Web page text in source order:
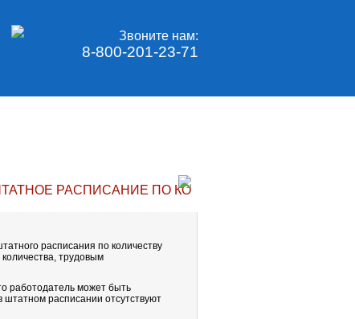
Звоните нам:
8-800-201-23-71
РАСПИСАНИЕ ПО КОЛИЧЕСТВУ НАНЯТЫХ
расписания по количеству
трудовым
работодатель может быть
штатном расписании отсутствуют